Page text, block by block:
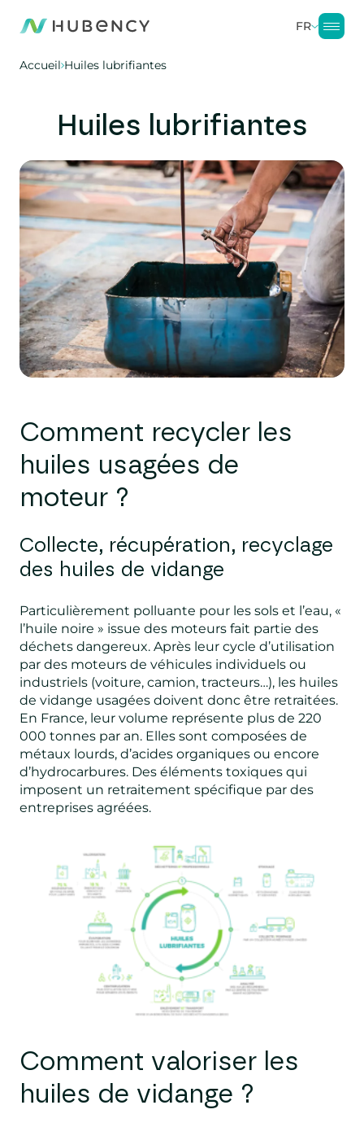
FR
Accueil Huiles lubrifiantes
Huiles lubrifiantes
Comment recycler les
huiles usagées de
moteur ?
Collecte, récupération, recyclage
des huiles de vidange
Particulièrement polluante pour les sols et l’eau, «
l’huile noire » issue des moteurs fait partie des
déchets dangereux. Après leur cycle d’utilisation
par des moteurs de véhicules individuels ou
industriels (voiture, camion, tracteurs…), les huiles
de vidange usagées doivent donc être retraitées.
En France, leur volume représente plus de 220
000 tonnes par an. Elles sont composées de
métaux lourds, d’acides organiques ou encore
d’hydrocarbures. Des éléments toxiques qui
imposent un retraitement spécifique par des
entreprises agréées.
Comment valoriser les
huiles de vidange ?